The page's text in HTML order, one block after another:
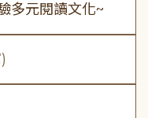
多元閱讀文化~